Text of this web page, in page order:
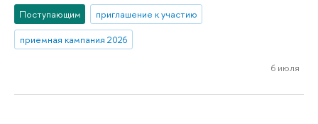
Поступающим
приглашение к участию
приемная кампания 2026
6 июля